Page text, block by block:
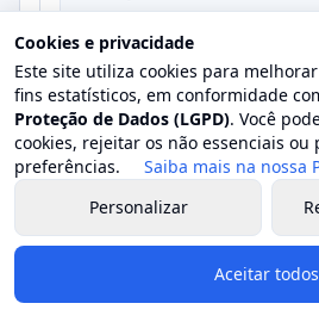
21/12/2022
Abertura
29/12/2022
Valor estimado
R$ 0,00
Cookies e privacidade
Este site utiliza cookies para
fins estatísticos, em conformidade
Proteção de Dados (LGPD). Você
cookies, rejeitar os não essenciais ou
preferências.
Saiba mais na nossa
Personalizar
Aceitar todos